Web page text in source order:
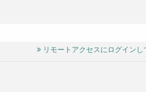
リモートアクセスにログインし